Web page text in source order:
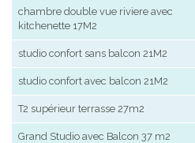
chambre double vue riviere avec
kitchenette 17M2
studio confort sans balcon 21M2
studio confort avec balcon 21M2
T2 supérieur terrasse 27m2
Grand Studio avec Balcon 37 m2